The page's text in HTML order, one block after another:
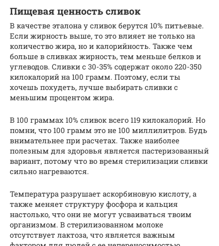
Пищевая ценность сливок
В качестве эталона у сливок берутся 10% питьевые.
Если жирность выше, то это влияет не только на
количество жира, но и калорийность. Также чем
больше в сливках жирность, тем меньше белков и
углеводов. Сливки с 30-35% содержат около 220-350
килокалорий на 100 грамм. Поэтому, если ты
хочешь похудеть, лучше выбирать сливки с
меньшим процентом жира.
В 100 граммах 10% сливок всего 119 килокалорий. Но
помни, что 100 грамм это не 100 миллилитров. Будь
внимательнее при расчетах. Также наиболее
полезным для здоровья является пастеризованный
вариант, потому что во время стерилизации сливки
сильно нагреваются.
Температура разрушает аскорбиновую кислоту, а
также меняет структуру фосфора и кальция
настолько, что они не могут усваиваться твоим
организмом. В стерилизованном молоке
отсутствует лактоза, что является важным